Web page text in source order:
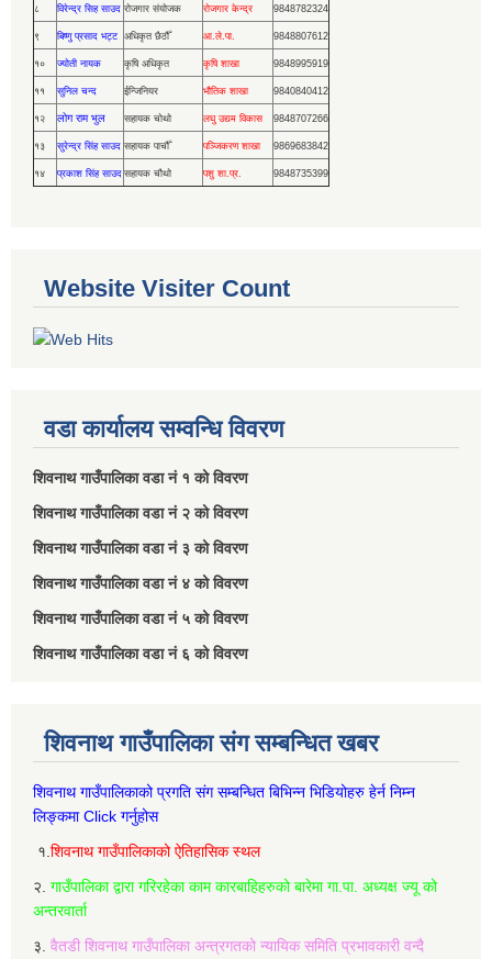
८ विरेन्द्र सिह साउद रोजगार संयोजक रोजगार केन्द्र 9848782324
९ बिष्णु प्रसाद भट्ट अधिकृत छैठौँ आ.ले.पा. 9848807612
१० ज्योती नायक कृषि अधिकृत कृषि शाखा 9848995919
११ सुनिल चन्द ईन्जिनियर भौतिक शाखा 9840840412
१२ लोग राम भुल सहायक चोथो लघु उद्यम विकास 9848707266
१३ सुरेन्द्र सिंह साउद सहायक पाचौँ पञ्जिकरण शाखा 9869683842
१४ प्रकाश सिंह साउद सहायक चौथो पशु शा.प्र. 9848735399
Website Visiter Count
वडा कार्यालय सम्वन्धि विवरण
शिवनाथ गाउँपालिका वडा नं‌ १ को विवरण
शिवनाथ गाउँपालिका वडा नं‌ २ को विवरण
शिवनाथ गाउँपालिका वडा नं‌ ३ को विवरण
शिवनाथ गाउँपालिका वडा नं‌ ४ को विवरण
शिवनाथ गाउँपालिका वडा नं‌ ५ को विवरण
शिवनाथ गाउँपालिका वडा नं‌ ६ को विवरण
शिवनाथ गाउँपालिका संग सम्बन्धित खबर
शिवनाथ गाउँपालिकाको प्रगति संग सम्बन्धित बिभिन्‍न भिडियोहरु हेर्न निम्‍न
लिङ्कमा Click गर्नुहोस
१. शिवनाथ गाउँपालिकाको ऐतिहासिक स्थल
२. गाउँपालिका द्वारा गरिरहेका काम कारबाहिहरुको बारेमा गा.पा. अध्यक्ष ज्यू को
अन्तरवार्ता
३. वैतडी शिवनाथ गाउँपालिका अन्त्रगतको न्यायिक समिति प्रभावकारी वन्दै